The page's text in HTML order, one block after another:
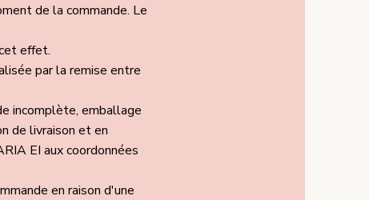
de la commande. Le
effet.
par la remise entre
incomplète, emballage
de livraison et en
EI aux coordonnées
en raison d'une